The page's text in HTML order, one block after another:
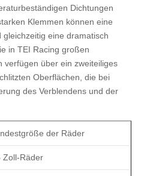
Dichtungen
Klemmen können eine
eine dramatisch
in TEI Racing großen
verfügen über ein zweiteiliges
Oberflächen, die bei
des Verblendens und der
der Räder
Zoll-Räder